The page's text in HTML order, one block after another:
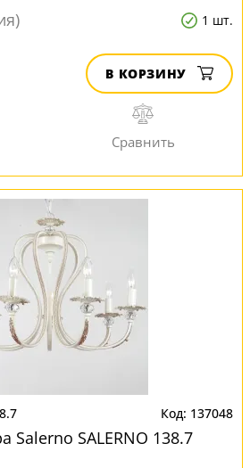
1 шт.
В КОРЗИНУ
137048
Salerno SALERNO 138.7